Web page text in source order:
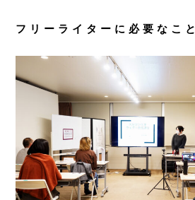
フリーライターに必要なこと